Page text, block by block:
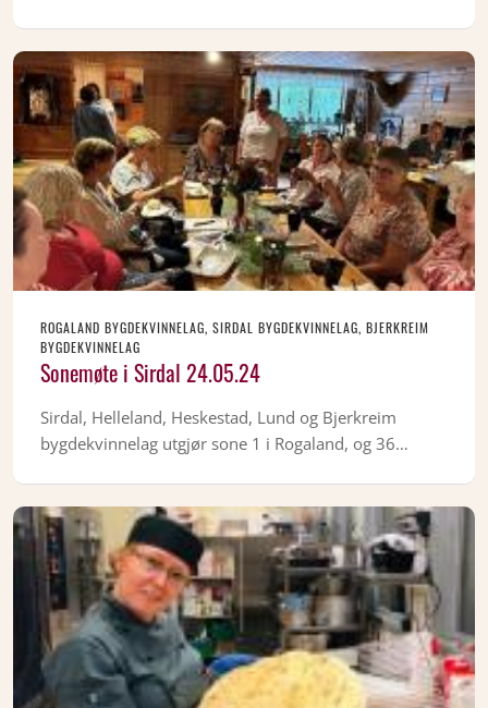
ROGALAND BYGDEKVINNELAG, SIRDAL BYGDEKVINNELAG, BJERKREIM
BYGDEKVINNELAG
Sonemøte i Sirdal 24.05.24
Sirdal, Helleland, Heskestad, Lund og Bjerkreim
bygdekvinnelag utgjør sone 1 i Rogaland, og 36…